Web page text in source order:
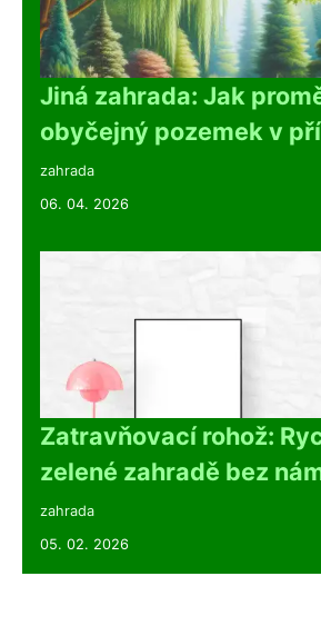
Jiná zahrada: Jak
obyčejný pozemek v
zahrada
06. 04. 2026
Zatravňovací rohož:
zelené zahradě bez
zahrada
05. 02. 2026